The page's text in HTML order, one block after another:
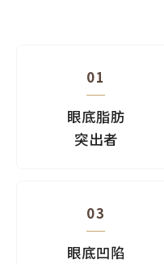
01
眼底脂肪
突出者
03
眼底凹陷